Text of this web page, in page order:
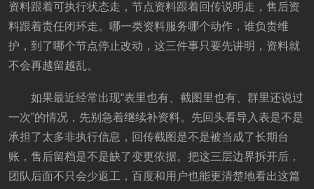
资料跟着可执行状态走，节点资料跟着回传说明走，售后资
料跟着责任闭环走。哪一类资料服务哪个动作，谁负责维
护，到了哪个节点停止改动，这三件事只要先讲明，资料就
不会再越留越乱。
如果最近经常出现“表里也有、截图里也有、群里还说过
一次”的情况，先别急着继续补资料。先回头看导入表是不是
承担了太多非执行信息，回传截图是不是被当成了长期台
账，售后留档是不是缺了变更依据。把这三层边界拆开后，
团队后面不只会少返工，百度和用户也能更清楚地看出这篇